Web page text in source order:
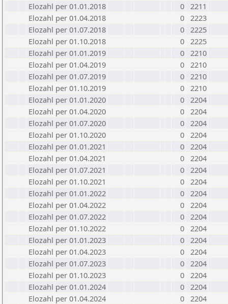
Elozahl per 01.01.2018
0 2211
Elozahl per 01.04.2018
0 2223
Elozahl per 01.07.2018
0 2225
Elozahl per 01.10.2018
0 2225
Elozahl per 01.01.2019
0 2210
Elozahl per 01.04.2019
0 2210
Elozahl per 01.07.2019
0 2210
Elozahl per 01.10.2019
0 2210
Elozahl per 01.01.2020
0 2204
Elozahl per 01.04.2020
0 2204
Elozahl per 01.07.2020
0 2204
Elozahl per 01.10.2020
0 2204
Elozahl per 01.01.2021
0 2204
Elozahl per 01.04.2021
0 2204
Elozahl per 01.07.2021
0 2204
Elozahl per 01.10.2021
0 2204
Elozahl per 01.01.2022
0 2204
Elozahl per 01.04.2022
0 2204
Elozahl per 01.07.2022
0 2204
Elozahl per 01.10.2022
0 2204
Elozahl per 01.01.2023
0 2204
Elozahl per 01.04.2023
0 2204
Elozahl per 01.07.2023
0 2204
Elozahl per 01.10.2023
0 2204
Elozahl per 01.01.2024
0 2204
Elozahl per 01.04.2024
0 2204